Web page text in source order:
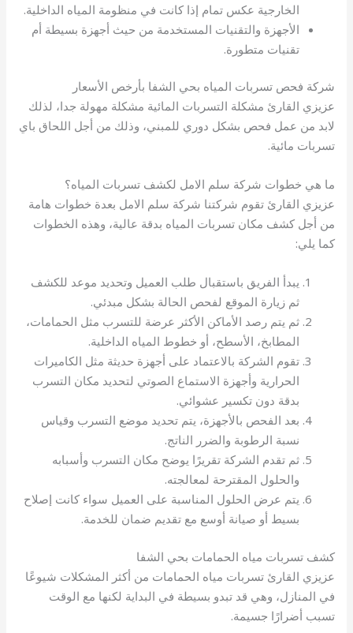
الخارجية عكس تمام إذا كانت في منظومة المياه الداخلية.
الأجهزة والتقنيات المستخدمة من حيث أجهزة بسيطة أم
تقنيات متطورة.
شركة فحص تسربات المياه بحي الشفا بأرخص الأسعار
عزيزي القارئ مشكلة التسربات المائية مشكلة مهولة جدا، لذلك
لابد من عمل فحص بشكل دوري للمبني، وذلك من أجل اللحاق باي
تسربات مائية.
ما هي خطوات شركة سلم الامل لكشف تسربات المياه؟
عزيزي القارئ تقوم شركتنا شركة سلم الامل بعدة خطوات هامة
من أجل كشف مكان تسربات المياه بدقة عالية، وهذه الخطوات
كما يلي:
يبدأ الفريق باستقبال طلب العميل وتحديد موعد للكشف
ثم زيارة الموقع لفحص الحالة بشكل مبدئي.
ثم يتم رصد الأماكن الأكثر عرضة للتسرب مثل الحمامات،
المطابخ، الأسطح، أو خطوط المياه الداخلية.
تقوم الشركة بالاعتماد على أجهزة حديثة مثل الكاميرات
الحرارية وأجهزة الاستماع الصوتي لتحديد مكان التسرب
بدقة دون تكسير عشوائي.
بعد الفحص بالأجهزة، يتم تحديد موضع التسرب وقياس
نسبة الرطوبة والضرر الناتج.
ثم تقدم الشركة تقريرًا يوضح مكان التسرب وأسبابه
والحلول المقترحة لمعالجته.
يتم عرض الحلول المناسبة على العميل سواء كانت إصلاح
بسيط أو صيانة أوسع مع تقديم ضمان للخدمة.
كشف تسربات مياه الحمامات بحي الشفا
عزيزي القارئ تسربات مياه الحمامات من أكثر المشكلات شيوعًا
في المنازل، وهي قد تبدو بسيطة في البداية لكنها مع الوقت
تسبب أضرارًا جسيمة.